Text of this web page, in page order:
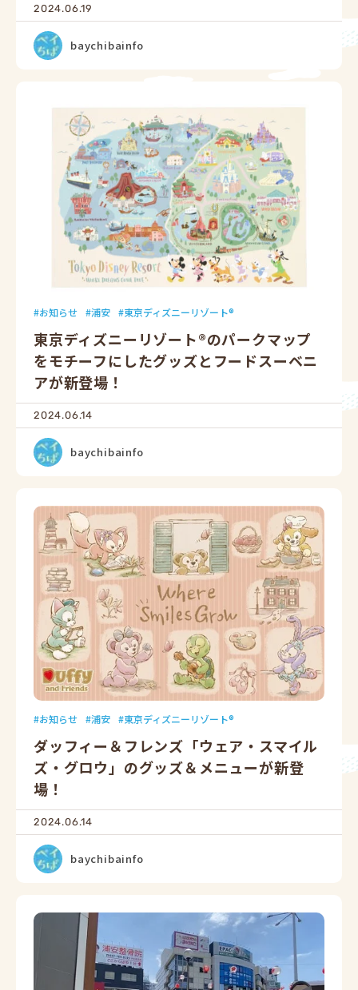
2024.06.19
baychibainfo
お知らせ 浦安 東京ディズニーリゾート®
東京ディズニーリゾート®のパークマップ
をモチーフにしたグッズとフードスーベニ
アが新登場！
2024.06.14
baychibainfo
お知らせ 浦安 東京ディズニーリゾート®
ダッフィー＆フレンズ「ウェア・スマイル
ズ・グロウ」のグッズ＆メニューが新登
場！
2024.06.14
baychibainfo